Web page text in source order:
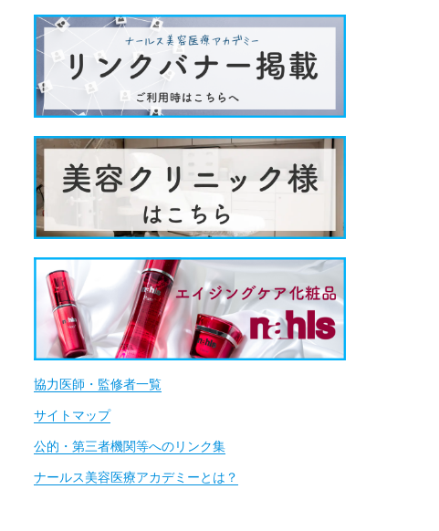
協力医師・監修者一覧
サイトマップ
公的・第三者機関等へのリンク集
ナールス美容医療アカデミーとは？